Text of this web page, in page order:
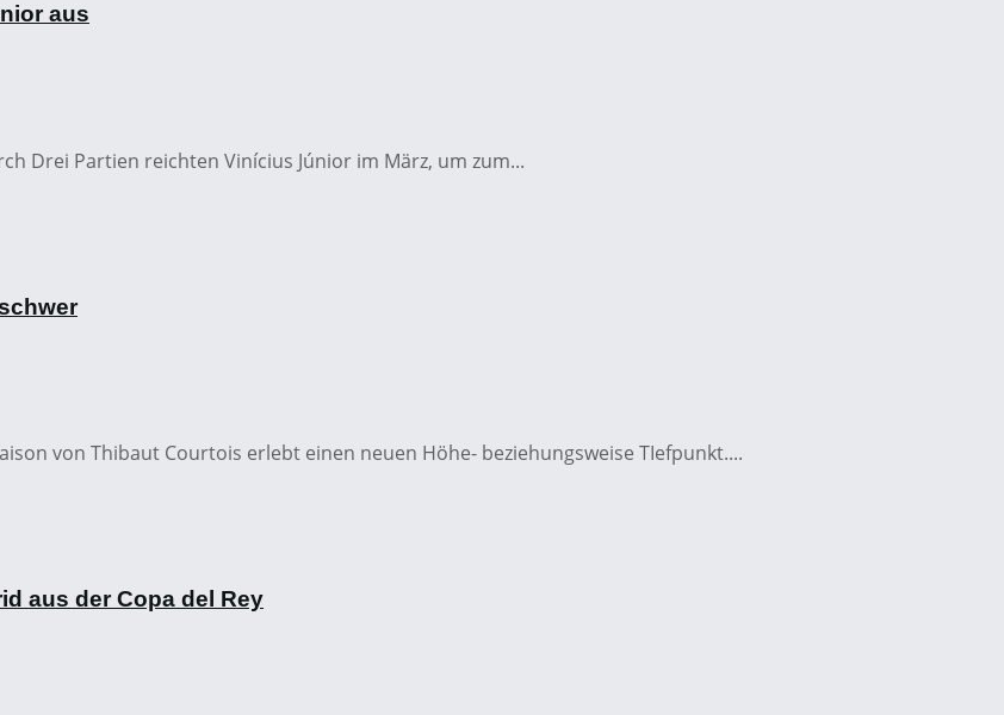
aus
Drei Partien reichten Vinícius Júnior im März, um zum...
von Thibaut Courtois erlebt einen neuen Höhe- beziehungsweise TIefpunkt....
aus der Copa del Rey